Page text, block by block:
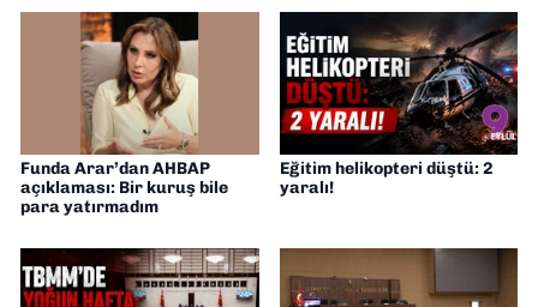
Funda Arar’dan AHBAP
açıklaması: Bir kuruş bile
para yatırmadım
Eğitim helikopteri düştü: 2
yaralı!